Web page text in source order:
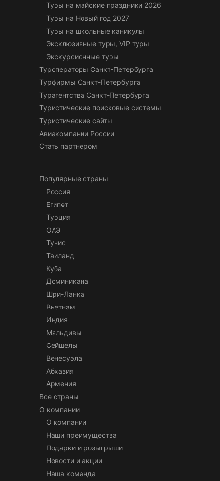
Туры на майские праздники 2026
Туры на Новый год 2027
Туры на школьные каникулы
Эксклюзивные туры, VIP туры
Экскурсионные туры
Туроператоры Санкт-Петербурга
Турфирмы Санкт-Петербурга
Турагентства Санкт-Петербурга
Туристические поисковые системы
Туристические сайты
Авиакомпании России
Стать партнером
Популярные страны
Россия
Египет
Турция
ОАЭ
Тунис
Таиланд
Куба
Доминикана
Шри-Ланка
Вьетнам
Индия
Мальдивы
Сейшелы
Венесуэла
Абхазия
Армения
Все страны
О компании
О компании
Наши преимущества
Подарки и розыгрыши
Новости и акции
Наша команда